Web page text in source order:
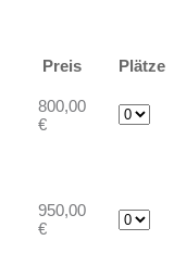
Preis Plätze
800,00
€
950,00
€